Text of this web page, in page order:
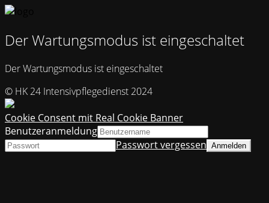
Der Wartungsmodus ist eingeschaltet
Der Wartungsmodus ist eingeschaltet
© HK 24 Intensivpflegedienst 2024
Cookie Consent mit Real Cookie Banner
Benutzeranmeldung
Passwort vergessen